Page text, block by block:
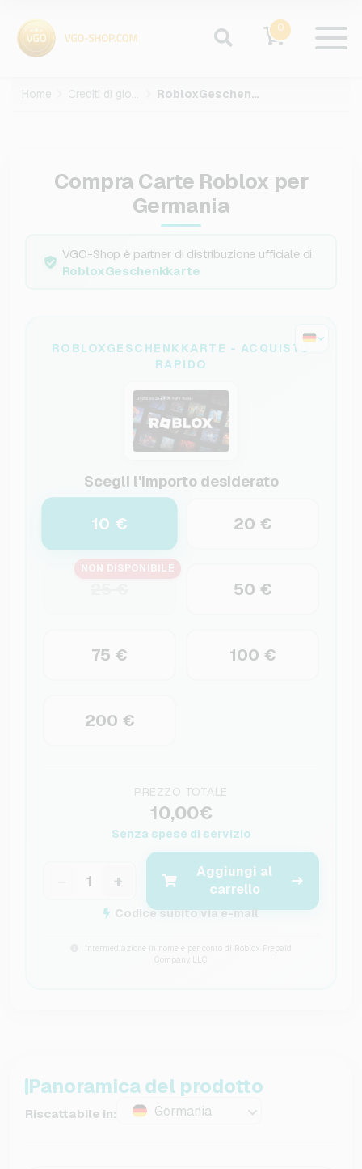
0
Home Crediti di gioco RobloxGeschenkkarte
Compra Carte Roblox per
Germania
VGO-Shop è partner di distribuzione ufficiale di
RobloxGeschenkkarte
ROBLOXGESCHENKKARTE - ACQUISTO
RAPIDO
Scegli l'importo desiderato
10 € 20 €
NON DISPONIBILE
50 €
75 € 100 €
200 €
PREZZO TOTALE
10,00€
Senza spese di servizio
+
Aggiungi al
carrello
Codice subito via e-mail
Intermediazione in nome e per conto di Roblox Prepaid
Company, LLC
Panoramica del prodotto
Riscattabile in: Germania